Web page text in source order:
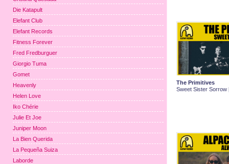
The Primitives
Sweet Sister Sorrow
Die Katapult
Elefant Club
Elefant Records
Fitness Forever
Fred Fredburguer
Giorgio Tuma
Gomet
Heavenly
Helen Love
Iko Chérie
Julie Et Joe
Juniper Moon
La Bien Querida
La Pequeña Suiza
Laborde